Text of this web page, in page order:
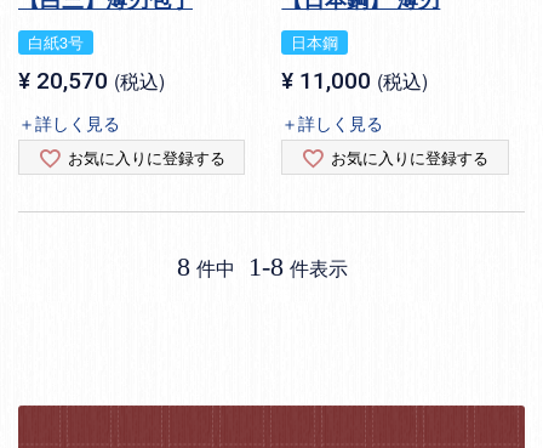
白紙3号
¥ 20,570 税込
＋詳しく見る
お気に入りに登録する
日本鋼
¥ 11,000 税込
＋詳しく見る
お気に入りに登録する
8 件中 1-8 件表示